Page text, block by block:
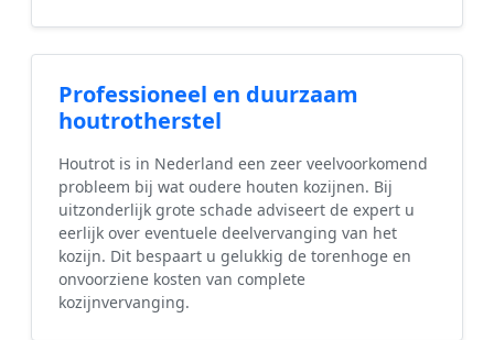
Professioneel en duurzaam
houtrotherstel
Houtrot is in Nederland een zeer veelvoorkomend
probleem bij wat oudere houten kozijnen. Bij
uitzonderlijk grote schade adviseert de expert u
eerlijk over eventuele deelvervanging van het
kozijn. Dit bespaart u gelukkig de torenhoge en
onvoorziene kosten van complete
kozijnvervanging.